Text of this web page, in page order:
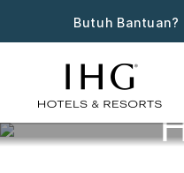
Butuh Bantuan?